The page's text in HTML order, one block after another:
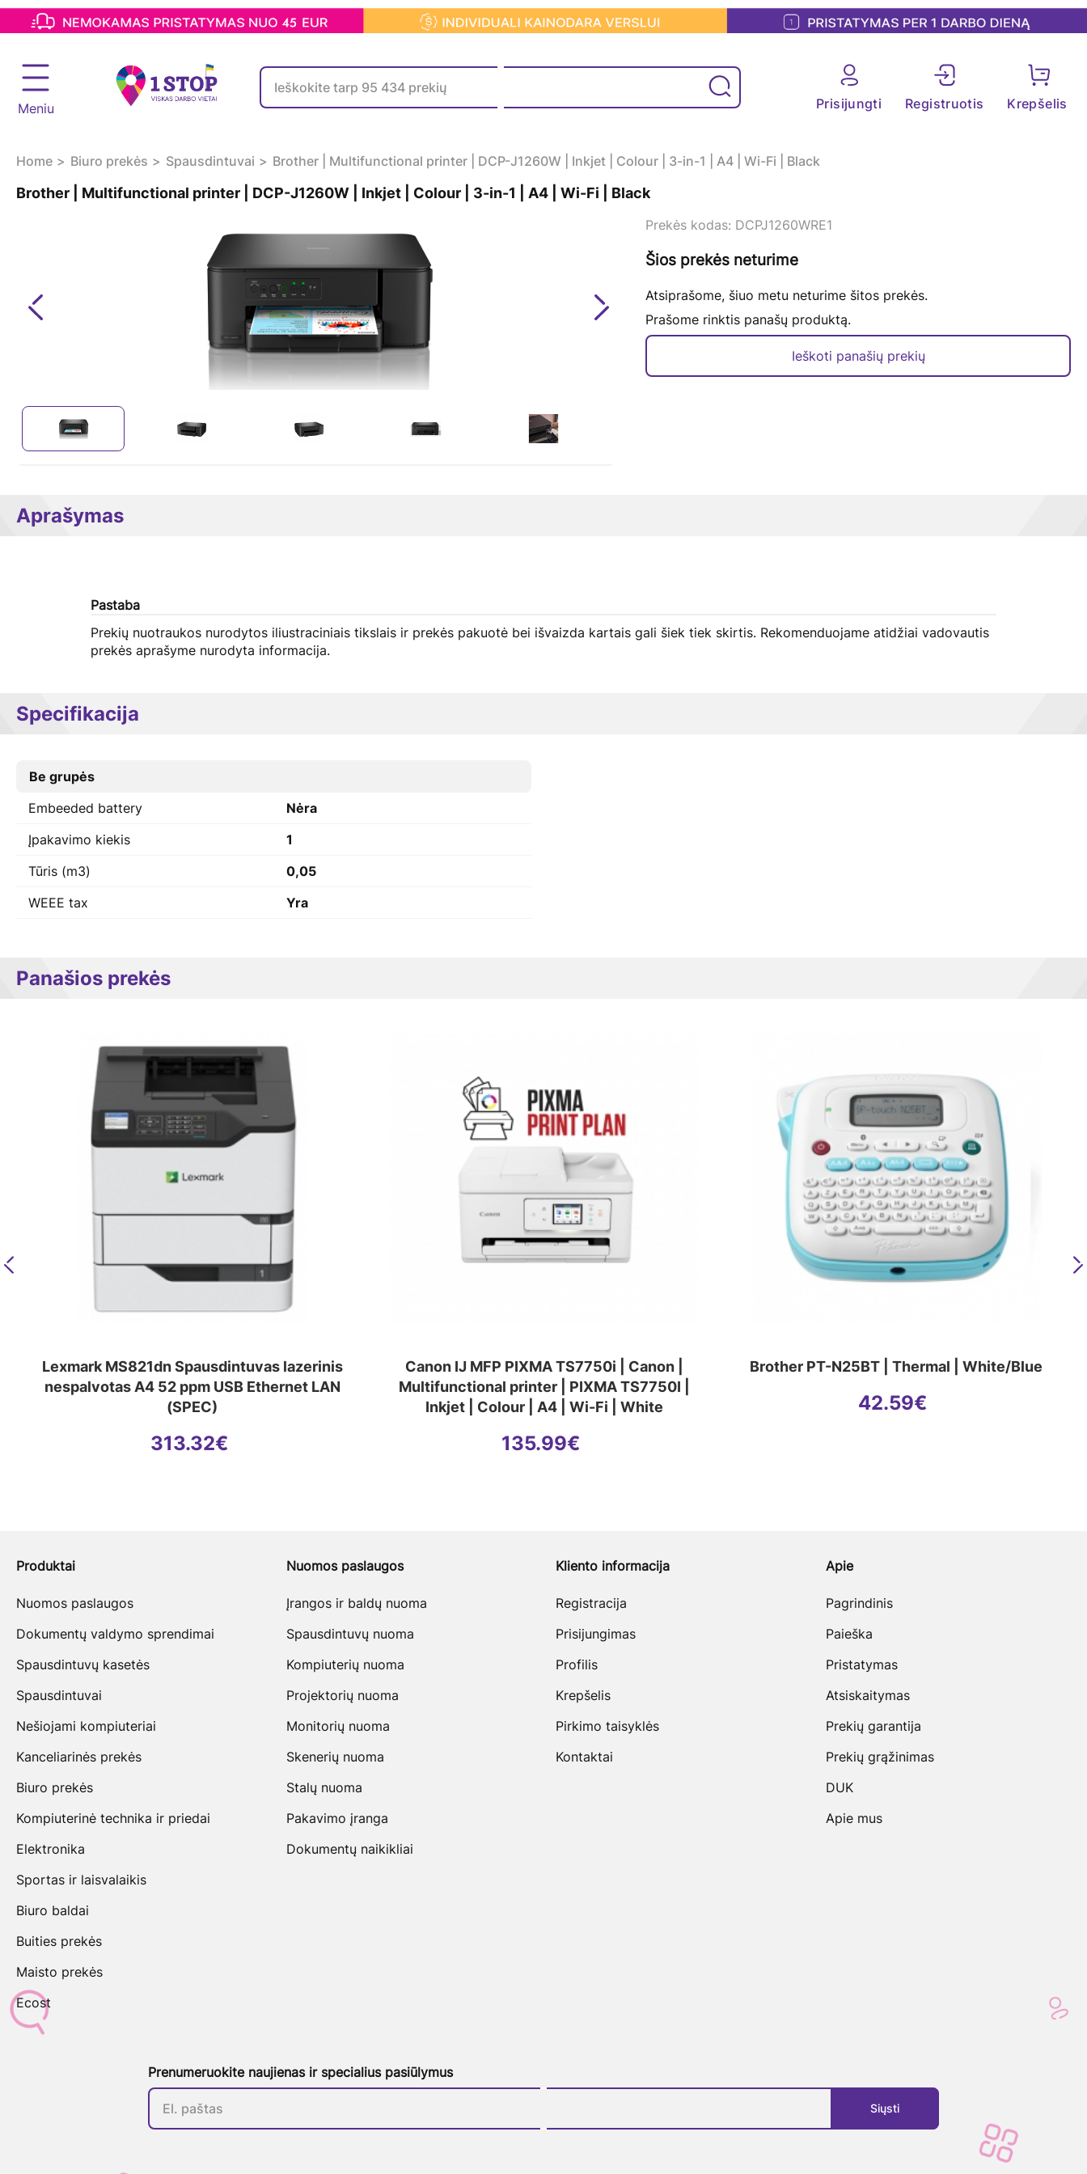
Meniu Prisijungti Registruotis Krepšelis
Home Biuro prekės Spausdintuvai Brother | Multifunctional printer | DCP-J1260W | Inkjet | Colour | 3-in-1 | A4 | Wi-Fi | Black
Brother | Multifunctional printer | DCP-J1260W | Inkjet | Colour | 3-in-1 | A4 | Wi-Fi | Black
Previous Next
Prekės kodas: DCPJ1260WRE1
Šios prekės neturime
Atsiprašome, šiuo metu neturime šitos prekės.
Prašome rinktis panašų produktą.
Ieškoti panašių prekių
Aprašymas
Pastaba
Prekių nuotraukos nurodytos iliustraciniais tikslais ir prekės pakuotė bei išvaizda kartais gali šiek tiek skirtis. Rekomenduojame atidžiai vadovautis
prekės aprašyme nurodyta informacija.
Specifikacija
Be grupės
Embeeded battery
Nėra
Įpakavimo kiekis
1
Tūris (m3)
0,05
WEEE tax
Yra
Panašios prekės
Previous
Lexmark MS821dn Spausdintuvas lazerinis
nespalvotas A4 52 ppm USB Ethernet LAN
(SPEC)
313.32€
Canon IJ MFP PIXMA TS7750i | Canon |
Multifunctional printer | PIXMA TS7750I |
Inkjet | Colour | A4 | Wi-Fi | White
135.99€
Brother PT-N25BT | Thermal | White/Blue
42.59€
Produktai
Nuomos paslaugos
Dokumentų valdymo sprendimai
Spausdintuvų kasetės
Spausdintuvai
Nešiojami kompiuteriai
Kanceliarinės prekės
Biuro prekės
Kompiuterinė technika ir priedai
Elektronika
Sportas ir laisvalaikis
Biuro baldai
Buities prekės
Maisto prekės
Ecost
Nuomos paslaugos
Įrangos ir baldų nuoma
Spausdintuvų nuoma
Kompiuterių nuoma
Projektorių nuoma
Monitorių nuoma
Skenerių nuoma
Stalų nuoma
Pakavimo įranga
Dokumentų naikikliai
Kliento informacija
Registracija
Prisijungimas
Profilis
Krepšelis
Pirkimo taisyklės
Kontaktai
Apie
Pagrindinis
Paieška
Pristatymas
Atsiskaitymas
Prekių garantija
Prekių grąžinimas
DUK
Apie mus
Prenumeruokite naujienas ir specialius pasiūlymus
Siųsti